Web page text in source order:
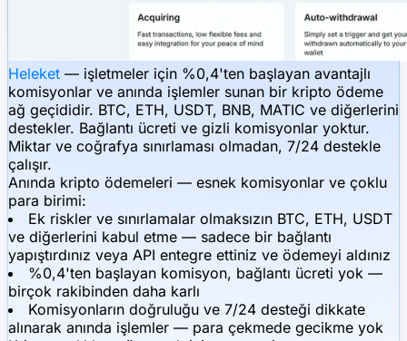
Heleket — işletmeler için %0,4'ten başlayan avantajlı
komisyonlar ve anında işlemler sunan bir kripto ödeme
ağ geçididir. BTC, ETH, USDT, BNB, MATIC ve diğerlerini
destekler. Bağlantı ücreti ve gizli komisyonlar yoktur.
Miktar ve coğrafya sınırlaması olmadan, 7/24 destekle
çalışır.
Anında kripto ödemeleri — esnek komisyonlar ve çoklu
para birimi:
Ek riskler ve sınırlamalar olmaksızın BTC, ETH, USDT
ve diğerlerini kabul etme — sadece bir bağlantı
yapıştırdınız veya API entegre ettiniz ve ödemeyi aldınız
%0,4'ten başlayan komisyon, bağlantı ücreti yok —
birçok rakibinden daha karlı
Komisyonların doğruluğu ve 7/24 desteği dikkate
alınarak anında işlemler — para çekmede gecikme yok